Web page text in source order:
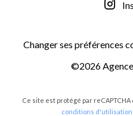
Changer ses préférences
©2026
Ce site est protégé par
conditions d'utilisation